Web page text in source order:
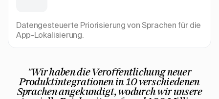
Datengesteuerte Priorisierung von Sprachen für die
App-Lokalisierung.
"Wir haben die Veröffentlichung neuer
Produktintegrationen in 10 verschiedenen
Sprachen angekündigt, wodurch wir unsere